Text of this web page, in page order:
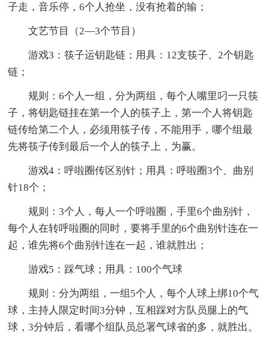
子走，音乐停，6个人抢坐，没有抢着的输；
文艺节目（2—3个节目）
游戏3：筷子运钥匙链；用具：12支筷子、2个钥匙
链；
规则：6个人一组，分为两组，每个人嘴里叼一只筷
子，将钥匙链挂在第一个人的筷子上，第一个人将钥匙
链传给第二个人，必须用筷子传，不能用手，哪个组最
先将筷子传到最后一个人的筷子上，为赢。
游戏4：呼啦圈传区别针；用具：呼啦圈3个、曲别
针18个；
规则：3个人，每人一个呼啦圈，手里6个曲别针，
每个人在转呼啦圈的同时，要将手里的6个曲别针连在一
起，谁先将6个曲别针连在一起，谁就胜出；
游戏5：踩气球；用具：100个气球
规则：分为两组，一组5个人，每个人球上绑10个气
球，主持人限定时间3分钟，互相踩对方队员腿上的气
球，3分钟后，看哪个组队员总署气球省的多，就胜出。